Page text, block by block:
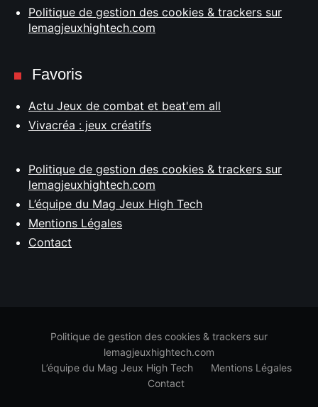
Politique de gestion des cookies & trackers sur
lemagjeuxhightech.com
Favoris
Actu Jeux de combat et beat'em all
Vivacréa : jeux créatifs
Politique de gestion des cookies & trackers sur
lemagjeuxhightech.com
L’équipe du Mag Jeux High Tech
Mentions Légales
Contact
Politique de gestion des cookies & trackers sur
lemagjeuxhightech.com
L’équipe du Mag Jeux High Tech
Mentions Légales
Contact